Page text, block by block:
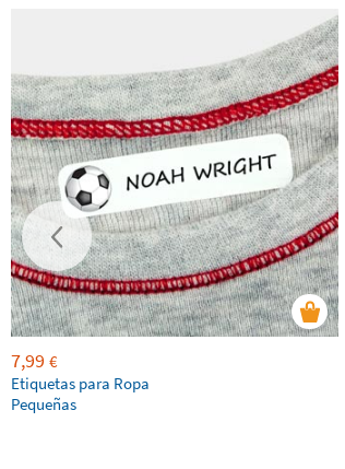
7,99 €
Etiquetas para Ropa
Pequeñas